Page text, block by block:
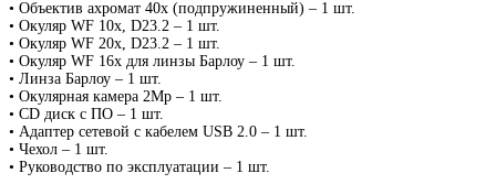
• Объектив ахромат 40x (подпружиненный) – 1 шт.
• Окуляр WF 10х, D23.2 – 1 шт.
• Окуляр WF 20х, D23.2 – 1 шт.
• Окуляр WF 16х для линзы Барлоу – 1 шт.
• Линза Барлоу – 1 шт.
• Окулярная камера 2Мр – 1 шт.
• CD диск с ПО – 1 шт.
• Адаптер сетевой с кабелем USB 2.0 – 1 шт.
• Чехол – 1 шт.
• Руководство по эксплуатации – 1 шт.